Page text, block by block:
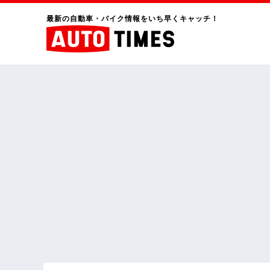
最新の自動車・バイク情報をいち早くキャッチ！